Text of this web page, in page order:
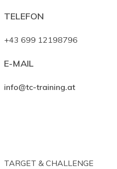
TELEFON
+43 699 12198796
E-MAIL
info@tc-training.at
TARGET & CHALLENGE